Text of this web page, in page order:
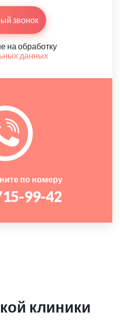
звонок
на обработку
данных
по номеру
99-42
клиники